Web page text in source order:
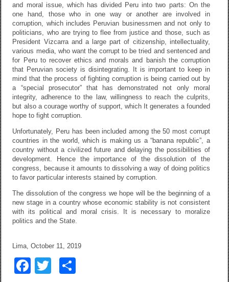
and moral issue, which has divided Peru into two parts: On the
one hand, those who in one way or another are involved in
corruption, which includes Peruvian businessmen and not only to
politicians, who are trying to flee from justice and those, such as
President Vizcarra and a large part of citizenship, intellectuality,
various media, who want the corrupt to be tried and sentenced and
for Peru to recover ethics and morals and banish the corruption
that Peruvian society is disintegrating. It is important to keep in
mind that the process of fighting corruption is being carried out by
a “special prosecutor” that has demonstrated not only moral
integrity, adherence to the law, willingness to reach the culprits,
but also a courage worthy of support, which It generates a founded
hope to fight corruption.
Unfortunately, Peru has been included among the 50 most corrupt
countries in the world, which is making us a “banana republic”, a
country without a civilized future and delaying the possibilities of
development. Hence the importance of the dissolution of the
congress, because it amounts to dissolving a way of doing politics
to favor particular interests stained by corruption.
The dissolution of the congress we hope will be the beginning of a
new stage in a country whose economic stability is not consistent
with its political and moral crisis. It is necessary to moralize
politics and the State.
Lima, October 11, 2019
F
T